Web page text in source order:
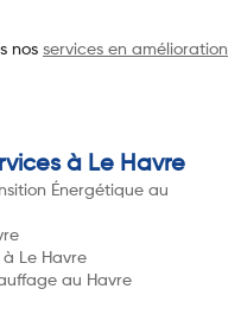
nos services en amélioration
à Le Havre
Énergétique au
Le Havre
au Havre